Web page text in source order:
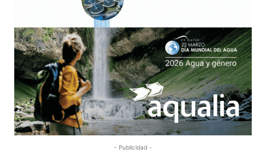
- Publicidad -